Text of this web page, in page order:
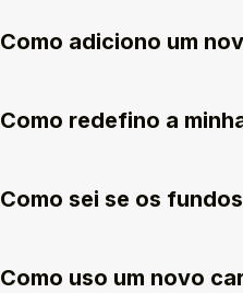
Como adiciono um
Como redefino a
Como sei se os
Como uso um novo